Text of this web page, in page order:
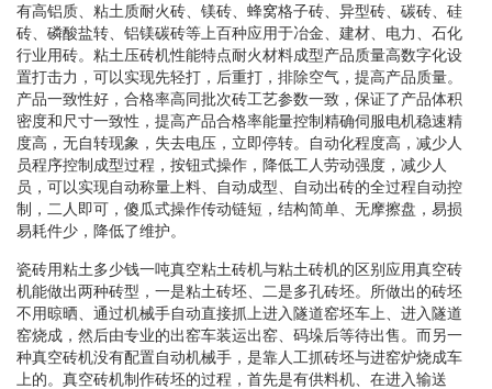
有高铝质、粘土质耐火砖、镁砖、蜂窝格子砖、异型砖、碳砖、硅
砖、磷酸盐转、铝镁碳砖等上百种应用于冶金、建材、电力、石化
行业用砖。粘土压砖机性能特点耐火材料成型产品质量高数字化设
置打击力，可以实现先轻打，后重打，排除空气，提高产品质量。
产品一致性好，合格率高同批次砖工艺参数一致，保证了产品体积
密度和尺寸一致性，提高产品合格率能量控制精确伺服电机稳速精
度高，无自转现象，失去电压，立即停转。自动化程度高，减少人
员程序控制成型过程，按钮式操作，降低工人劳动强度，减少人
员，可以实现自动称量上料、自动成型、自动出砖的全过程自动控
制，二人即可，傻瓜式操作传动链短，结构简单、无摩擦盘，易损
易耗件少，降低了维护。
瓷砖用粘土多少钱一吨真空粘土砖机与粘土砖机的区别应用真空砖
机能做出两种砖型，一是粘土砖坯、二是多孔砖坯。所做出的砖坯
不用晾晒、通过机械手自动直接抓上进入隧道窑坯车上、进入隧道
窑烧成，然后由专业的出窑车装运出窑、码垛后等待出售。而另一
种真空砖机没有配置自动机械手，是靠人工抓砖坯与进窑炉烧成车
上的。真空砖机制作砖坯的过程，首先是有供料机、在进入输送